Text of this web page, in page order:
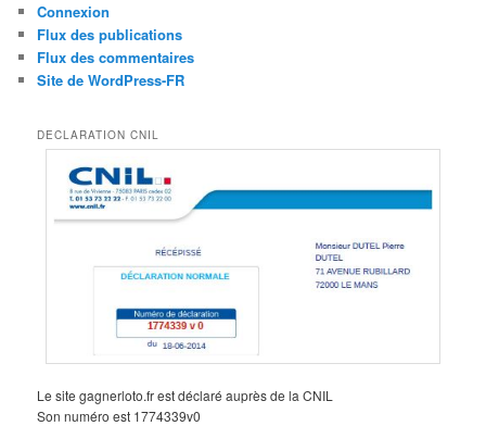
Connexion
Flux des publications
Flux des commentaires
Site de WordPress-FR
DECLARATION CNIL
Le site gagnerloto.fr est déclaré auprès de la CNIL
Son numéro est 1774339v0